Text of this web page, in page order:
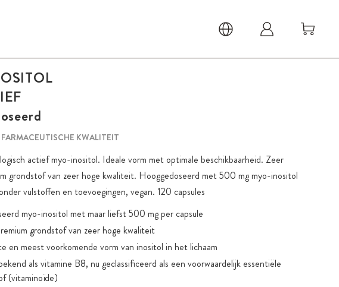
FARMACEUTISCHE KWALITEIT
actief myo-inositol. Ideale vorm met optimale beschikbaarheid. Zeer
grondstof van zeer hoge kwaliteit. Hooggedoseerd met 500 mg myo-inositol
vulstoffen en toevoegingen, vegan. 120 capsules
myo-inositol met maar liefst 500 mg per capsule
grondstof van zeer hoge kwaliteit
en meest voorkomende vorm van inositol in het lichaam
als vitamine B8, nu geclassificeerd als een voorwaardelijk essentiële
(vitaminoïde)